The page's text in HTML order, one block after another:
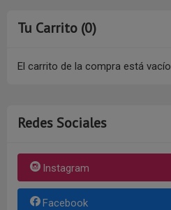
Tu Carrito (0)
El carrito de la compra está vacío
Redes Sociales
Instagram
Facebook